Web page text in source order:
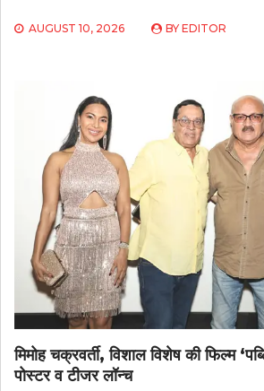
AUGUST 10, 2026 BY EDITOR
मिमोह चक्रवर्ती, विशाल विशेष की फिल्म
पोस्टर व टीजर लॉन्च